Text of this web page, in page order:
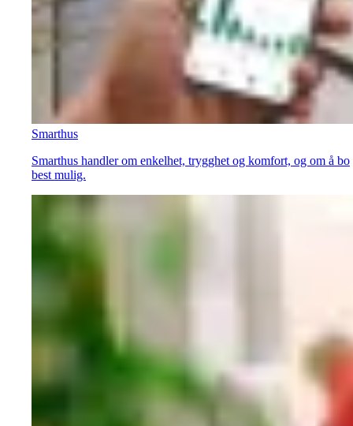
Smarthus
Smarthus handler om enkelhet, trygghet og komfort, og om å bo
best mulig.